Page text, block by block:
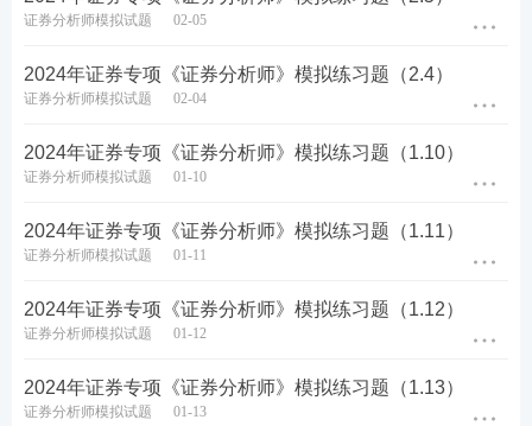
证券分析师模拟试题 02-05
2024年证券专项《证券分析师》模拟练习题（2.4）
证券分析师模拟试题 02-04
2024年证券专项《证券分析师》模拟练习题（1.10）
证券分析师模拟试题 01-10
2024年证券专项《证券分析师》模拟练习题（1.11）
证券分析师模拟试题 01-11
2024年证券专项《证券分析师》模拟练习题（1.12）
证券分析师模拟试题 01-12
2024年证券专项《证券分析师》模拟练习题（1.13）
证券分析师模拟试题 01-13